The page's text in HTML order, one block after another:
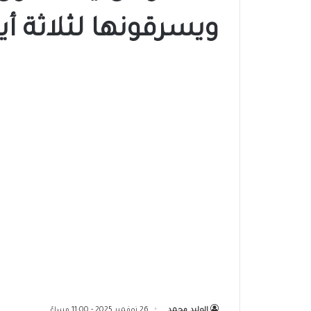
ويسرقونها لثلاثة